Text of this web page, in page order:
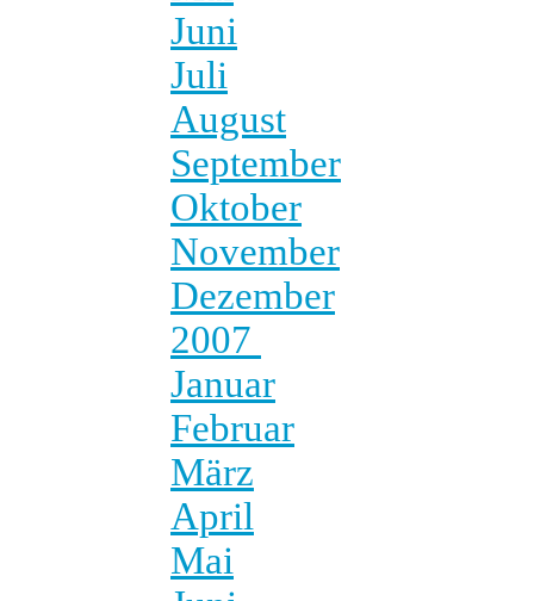
Juni
Juli
August
September
Oktober
November
Dezember
2007
Januar
Februar
März
April
Mai